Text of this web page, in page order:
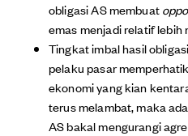
obligasi AS membuat
emas menjadi relatif lebih
Tingkat imbal hasil
pelaku pasar
ekonomi yang kian
terus melambat, maka
AS bakal mengurangi